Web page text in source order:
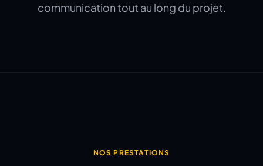
communication tout au long du projet.
NOS PRESTATIONS